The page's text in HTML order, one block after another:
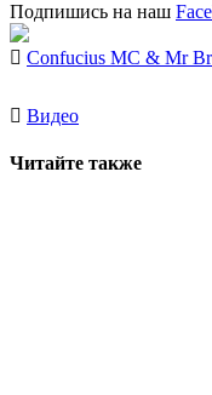
Подпишись на наш
Confucius MC & Mr
Видео
Читайте также